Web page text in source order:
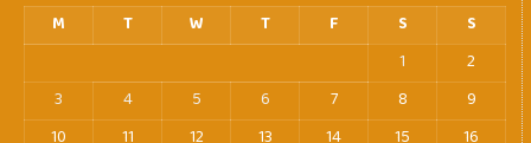
M
T W T F S
S
1
2
3
4 5 6 7 8
9